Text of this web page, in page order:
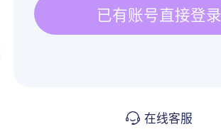
已有账号直接登录
在线客服